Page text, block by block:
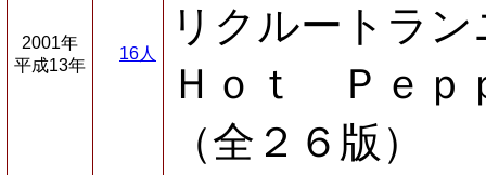
2001年
平成13年
16人
リクルートラ
Ｈｏｔ Ｐｅｐ
（全２６版）